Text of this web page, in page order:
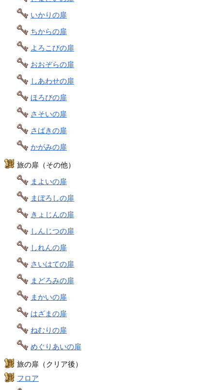
いかりの扉
ちからの扉
よろこびの扉
おおぞらの扉
しあわせの扉
ほろびの扉
さそいの扉
さばきの扉
かがみの扉
旅の扉（その他）
まよいの扉
まぼろしの扉
きょじんの扉
しんじつの扉
しれんの扉
さいはての扉
まどろみの扉
まかいの扉
はざまの扉
ねむりの扉
めぐりあいの扉
旅の扉（クリア後）
フロア